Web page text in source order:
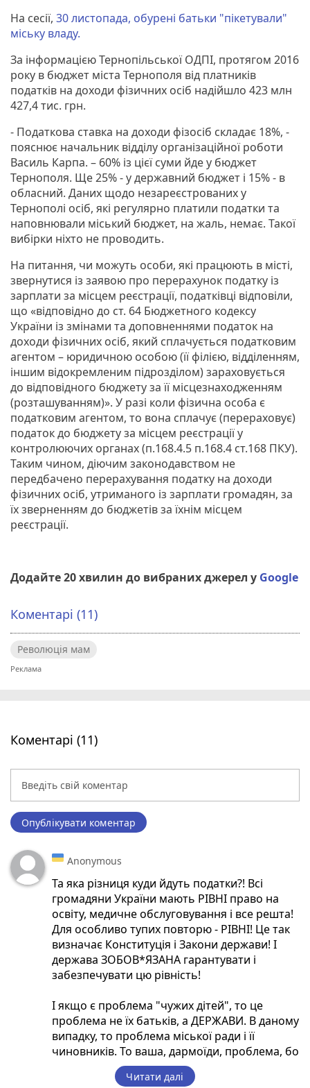
На сесії, 30 листопада, обурені батьки "пікетували"
міську владу.
За інформацією Тернопільської ОДПІ, протягом 2016
року в бюджет міста Тернополя від платників
податків на доходи фізичних осіб надійшло 423 млн
427,4 тис. грн.
- Податкова ставка на доходи фізосіб складає 18%, -
пояснює начальник відділу організаційної роботи
Василь Карпа. – 60% із цієї суми йде у бюджет
Тернополя. Ще 25% - у державний бюджет і 15% - в
обласний. Даних щодо незареєстрованих у
Тернополі осіб, які регулярно платили податки та
наповнювали міський бюджет, на жаль, немає. Такої
вибірки ніхто не проводить.
На питання, чи можуть особи, які працюють в місті,
звернутися із заявою про перерахунок податку із
зарплати за місцем реєстрації, податківці відповіли,
що «відповідно до ст. 64 Бюджетного кодексу
України із змінами та доповненнями податок на
доходи фізичних осіб, який сплачується податковим
агентом – юридичною особою (її філією, відділенням,
іншим відокремленим підрозділом) зараховується
до відповідного бюджету за її місцезнаходженням
(розташуванням)». У разі коли фізична особа є
податковим агентом, то вона сплачує (перераховує)
податок до бюджету за місцем реєстрації у
контролюючих органах (п.168.4.5 п.168.4 ст.168 ПКУ).
Таким чином, діючим законодавством не
передбачено перерахування податку на доходи
фізичних осіб, утриманого із зарплати громадян, за
їх зверненням до бюджетів за їхнім місцем
реєстрації.
Додайте 20 хвилин до вибраних джерел у Google
Коментарі (11)
Революція мам
Коментарі (11)
Опублікувати коментар
Anonymous
Та яка різниця куди йдуть податки?! Всі
громадяни України мають РІВНІ право на
освіту, медичне обслуговування і все решта!
Для особливо тупих повторю - РІВНІ! Це так
визначає Конституція і Закони держави! І
держава ЗОБОВ*ЯЗАНА гарантувати і
забезпечувати цю рівність!
І якщо є проблема "чужих дітей", то це
проблема не їх батьків, а ДЕРЖАВИ. В даному
випадку, то проблема міської ради і її
чиновників. То ваша, дармоїди, проблема, бо
ви самі утримуєтесь за рахунок праці тих
самих батьків! А якщо ви неспроможні
Читати далі